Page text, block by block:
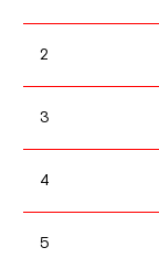
2
3
4
5